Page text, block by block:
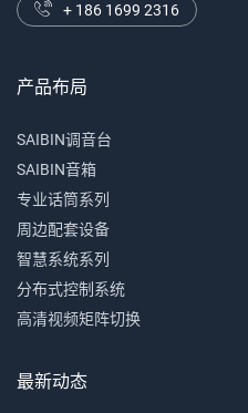
+ 186 1699 2316
产品布局
SAIBIN调音台
SAIBIN音箱
专业话筒系列
周边配套设备
智慧系统系列
分布式控制系统
高清视频矩阵切换
最新动态